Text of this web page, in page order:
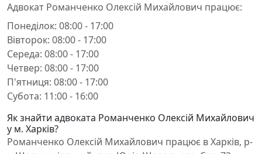
Адвокат Романченко Олексій Михайлович працює:
Понеділок: 08:00 - 17:00
Вівторок: 08:00 - 17:00
Середа: 08:00 - 17:00
Четвер: 08:00 - 17:00
П'ятниця: 08:00 - 17:00
Субота: 11:00 - 16:00
Як знайти адвоката Романченко Олексій Михайлович
у м. Харків?
Романченко Олексій Михайлович працює в Харків, р-